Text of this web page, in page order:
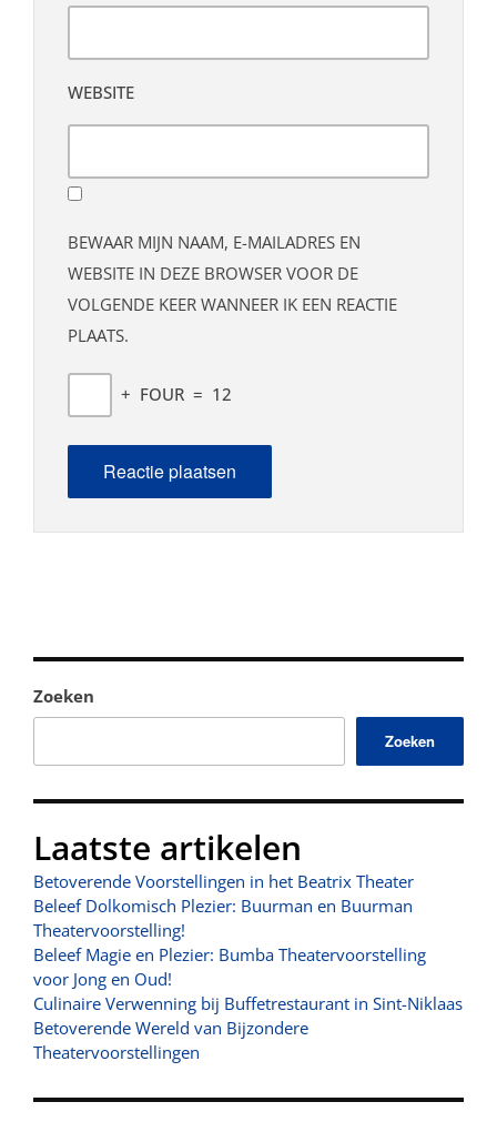
Zoeken
Zoeken
Laatste artikelen
Betoverende Voorstellingen in het Beatrix Theater
Beleef Dolkomisch Plezier: Buurman en Buurman
Theatervoorstelling!
Beleef Magie en Plezier: Bumba Theatervoorstelling
voor Jong en Oud!
Culinaire Verwenning bij Buffetrestaurant in Sint-Niklaas
Betoverende Wereld van Bijzondere
Theatervoorstellingen
WEBSITE
BEWAAR MIJN NAAM, E-MAILADRES EN
WEBSITE IN DEZE BROWSER VOOR DE
VOLGENDE KEER WANNEER IK EEN REACTIE
PLAATS.
+ FOUR = 12